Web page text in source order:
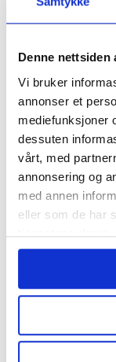
Denne nettsiden
Vi bruker
annonser et
mediefunksjoner
dessuten
vårt, med
annonsering og
med annen
eller som de har
tjenestene deres.
hadde
Torbjørn
2020.
– Da det
det en stor
det var
Samtidig
at
fornuftig,
til